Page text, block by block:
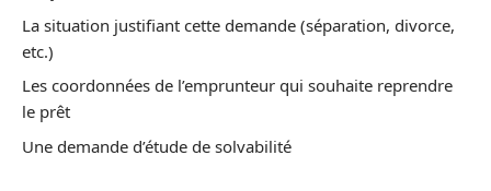
La situation justifiant cette demande (séparation, divorce,
etc.)
Les coordonnées de l’emprunteur qui souhaite reprendre
le prêt
Une demande d’étude de solvabilité